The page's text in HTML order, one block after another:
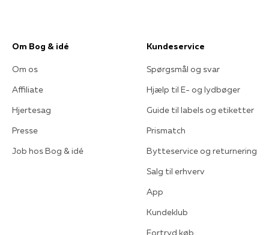
Om Bog & idé
Om os
Affiliate
Hjertesag
Presse
Job hos Bog & idé
Kundeservice
Spørgsmål og svar
Hjælp til E- og lydbøger
Guide til labels og etiketter
Prismatch
Bytteservice og returnering
Salg til erhverv
App
Kundeklub
Fortryd køb